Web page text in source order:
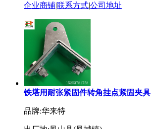
企业商铺|联系方式|公司地址
铁塔用耐张紧固件转角挂点紧固夹具
品牌:华来特